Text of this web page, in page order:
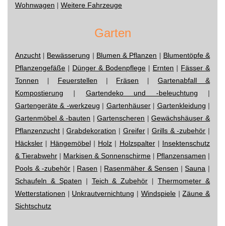
Wohnwagen | Weitere Fahrzeuge
Garten
Anzucht | Bewässerung | Blumen & Pflanzen | Blumentöpfe &
Pflanzengefäße | Dünger & Bodenpflege | Ernten | Fässer &
Tonnen | Feuerstellen | Fräsen |Gartenabfall &
Kompostierung | Gartendeko und -beleuchtung |
Gartengeräte & -werkzeug | Gartenhäuser| Gartenkleidung |
Gartenmöbel & -bauten |Gartenscheren |Gewächshäuser &
Pflanzenzucht |Grabdekoration | Greifer|Grills & -zubehör |
Häcksler | Hängemöbel| Holz | Holzspalter| Insektenschutz
& Tierabwehr | Markisen & Sonnenschirme | Pflanzensamen |
Pools & -zubehör | Rasen | Rasenmäher & Sensen |Sauna |
Schaufeln & Spaten | Teich & Zubehör |Thermometer &
Wetterstationen | Unkrautvernichtung | Windspiele|Zäune &
Sichtschutz